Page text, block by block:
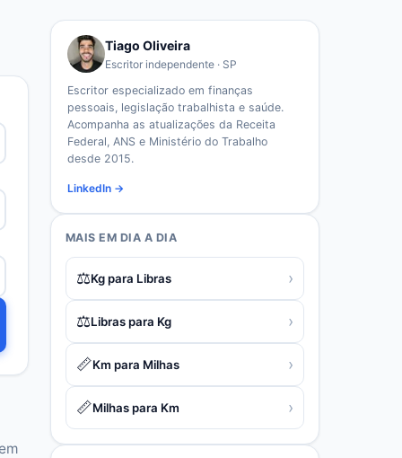
Tiago Oliveira
Escritor independente · SP
Escritor especializado em finanças
pessoais, legislação trabalhista e saúde.
Acompanha as atualizações da Receita
Federal, ANS e Ministério do Trabalho
desde 2015.
LinkedIn →
MAIS EM DIA A DIA
⚖️Kg para Libras ›
⚖️Libras para Kg ›
📏Km para Milhas ›
📏Milhas para Km ›